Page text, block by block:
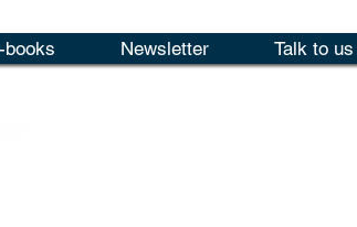
books Newsletter Talk to us